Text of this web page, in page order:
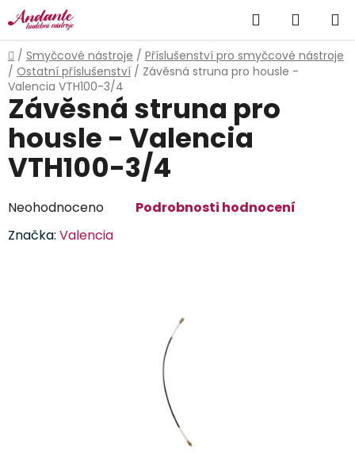
Přejít
na
obsah
Hledat
KOŠÍK
Domů
/ Smyčcové nástroje / Příslušenství pro smyčcové nástroje
/ Ostatní příslušenství / Závěsná struna pro housle -
Valencia VTH100-3/4
Závěsná struna pro
housle - Valencia
VTH100-3/4
Průměrné
produktu
Neohodnoceno
Podrobnosti hodnocení
Značka: Valencia